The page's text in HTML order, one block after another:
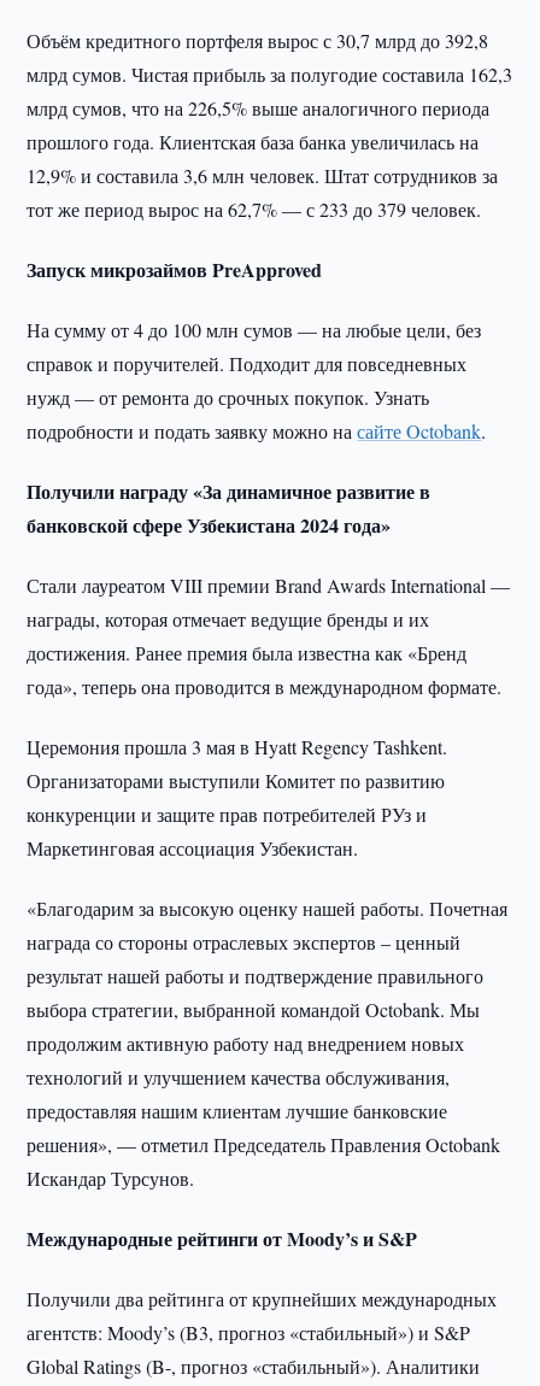
Объём кредитного портфеля вырос с 30,7 млрд до 392,8
млрд сумов. Чистая прибыль за полугодие составила 162,3
млрд сумов, что на 226,5% выше аналогичного периода
прошлого года. Клиентская база банка увеличилась на
12,9% и составила 3,6 млн человек. Штат сотрудников за
тот же период вырос на 62,7% — с 233 до 379 человек.
Запуск микрозаймов PreApproved
На сумму от 4 до 100 млн сумов — на любые цели, без
справок и поручителей. Подходит для повседневных
нужд — от ремонта до срочных покупок. Узнать
подробности и подать заявку можно насайте Octobank.
Получили награду «За динамичное развитие в
банковской сфере Узбекистана 2024 года»
Стали лауреатом VIII премии Brand Awards International —
награды, которая отмечает ведущие бренды и их
достижения. Ранее премия была известна как «Бренд
года», теперь она проводится в международном формате.
Церемония прошла 3 мая в Hyatt Regency Tashkent.
Организаторами выступили Комитет по развитию
конкуренции и защите прав потребителей РУз и
Маркетинговая ассоциация Узбекистан.
«Благодарим за высокую оценку нашей работы. Почетная
награда со стороны отраслевых экспертов – ценный
результат нашей работы и подтверждение правильного
выбора стратегии, выбранной командой Octobank. Мы
продолжим активную работу над внедрением новых
технологий и улучшением качества обслуживания,
предоставляя нашим клиентам лучшие банковские
решения», — отметил Председатель Правления Octobank
Искандар Турсунов.
Международные рейтинги от Moody’s и S&P
Получили два рейтинга от крупнейших международных
агентств: Moody’s (B3, прогноз «стабильный») и S&P
Global Ratings (B-, прогноз «стабильный»). Аналитики